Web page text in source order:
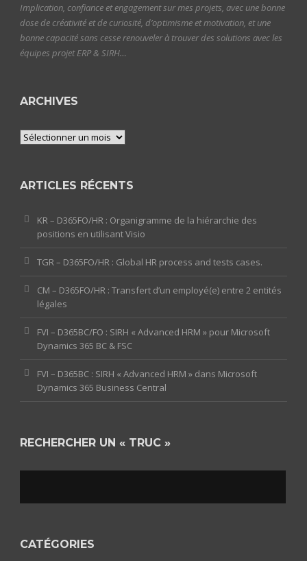
Implication, confiance et engagement sur mes projets, avec une bonne
dose de créativité et de curiosité, d’optimisme et motivation, et une
bonne capacité sans cesse renouveler à trouver des solutions avec les
équipes projet ERP & SIRH…
ARCHIVES
Archives
ARTICLES RÉCENTS
KR – D365FO/HR : Organigramme de la hiérarchie des
positions en utilisant Visio
TGR – D365FO/HR : Global HR process and tests cases.
CM – D365FO/HR : Transfert d’un employé(e) entre 2 entités
légales
FVI – D365BC/FO : SIRH « Advanced HRM » pour Microsoft
Dynamics 365 BC & FSC
FVI – D365BC : SIRH « Advanced HRM » dans Microsoft
Dynamics 365 Business Central
RECHERCHER UN « TRUC »
CATÉGORIES